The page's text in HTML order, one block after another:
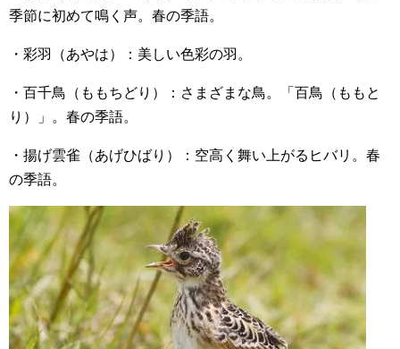
季節に初めて鳴く声。春の季語。
・彩羽（あやは）：美しい色彩の羽。
・百千鳥（ももちどり）：さまざまな鳥。「百鳥（ももと
り）」。春の季語。
・揚げ雲雀（あげひばり）：空高く舞い上がるヒバリ。春
の季語。